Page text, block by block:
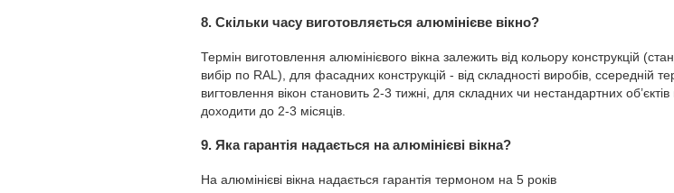
8. Скільки часу виготовляється алюмінієве вікно?
Термін виготовлення алюмінієвого вікна залежить від кольору конструкцій
вибір по RAL), для фасадних конструкцій - від складності виробів, ссередній
вигтовлення вікон становить 2-3 тижні, для складних чи нестандартних
доходити до 2-3 місяців.
9. Яка гарантія надається на алюмінієві вікна?
На алюмінієві вікна надається гарантія термоном на 5 років